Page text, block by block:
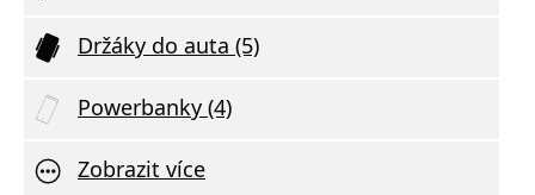
Držáky do auta (5)
Powerbanky (4)
Zobrazit více